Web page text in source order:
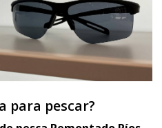
para pescar?